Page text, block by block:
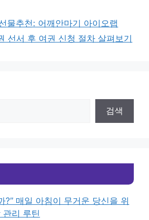
물추천: 어깨안마기 아이오랩
선서 후 여권 신청 절차 살펴보기
검색
?” 매일 아침이 무거운 당신을 위
리 루틴